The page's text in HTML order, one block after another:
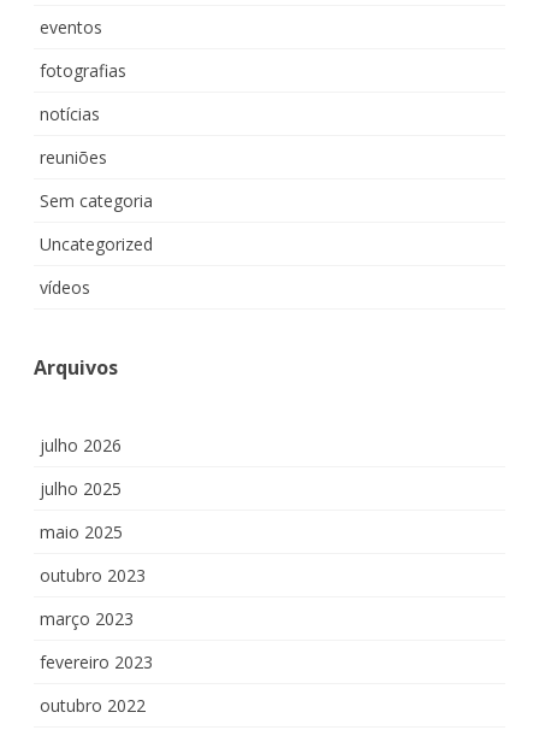
eventos
fotografias
notícias
reuniões
Sem categoria
Uncategorized
vídeos
Arquivos
julho 2026
julho 2025
maio 2025
outubro 2023
março 2023
fevereiro 2023
outubro 2022